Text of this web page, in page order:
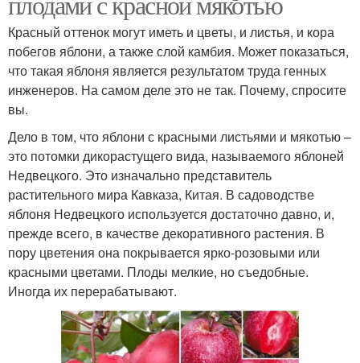
Красный оттенок могут иметь и цветы, и листья, и кора
побегов яблони, а также слой камбия. Может показаться,
что такая яблоня является результатом труда генных
инженеров. На самом деле это не так. Почему, спросите
вы.
Дело в том, что яблони с красными листьями и мякотью –
это потомки дикорастущего вида, называемого яблоней
Недвецкого. Это изначально представитель
растительного мира Кавказа, Китая. В садоводстве
яблоня Недвецкого используется достаточно давно, и,
прежде всего, в качестве декоративного растения. В
пору цветения она покрывается ярко-розовыми или
красными цветами. Плоды мелкие, но съедобные.
Иногда их перерабатывают.